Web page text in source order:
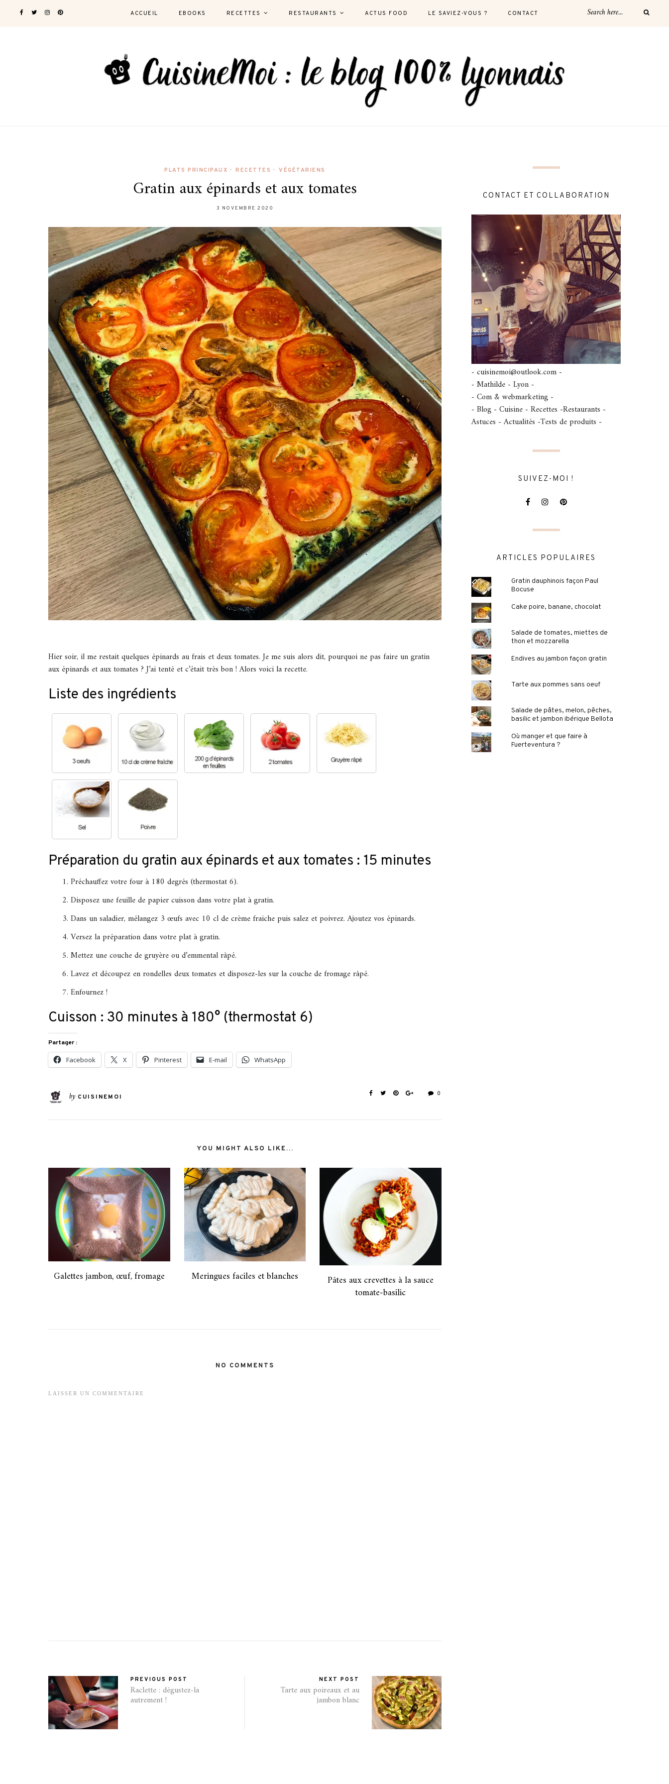
ACCUEIL EBOOKS RECETTES RESTAURANTS ACTUS FOOD LE SAVIEZ-VOUS ? CONTACT
PLATS PRINCIPAUX • RECETTES • VÉGÉTARIENS
Gratin aux épinards et aux tomates
3 NOVEMBRE 2020
Hier soir, il me restait quelques épinards au frais et deux tomates. Je me suis alors dit, pourquoi ne pas faire un gratin
aux épinards et aux tomates ? J’ai tenté et c’était très bon ! Alors voici la recette.
Liste des ingrédients
Préparation du gratin aux épinards et aux tomates : 15 minutes
Préchauffez votre four à 180 degrés (thermostat 6).
Disposez une feuille de papier cuisson dans votre plat à gratin.
Dans un saladier, mélangez 3 œufs avec 10 cl de crème fraiche puis salez et poivrez. Ajoutez vos épinards.
Versez la préparation dans votre plat à gratin.
Mettez une couche de gruyère ou d’emmental râpé.
Lavez et découpez en rondelles deux tomates et disposez-les sur la couche de fromage râpé.
Enfournez !
Cuisson : 30 minutes à 180° (thermostat 6)
Partager :
Facebook X Pinterest E-mail WhatsApp
by CUISINEMOI 0
YOU MIGHT ALSO LIKE...
Galettes jambon, œuf, fromage Meringues faciles et blanches
Pâtes aux crevettes à la sauce
tomate-basilic
NO COMMENTS
LAISSER UN COMMENTAIRE
PREVIOUS POST
Raclette : dégustez-la
autrement !
NEXT POST
Tarte aux poireaux et au
jambon blanc
CONTACT ET COLLABORATION
- cuisinemoi@outlook.com -
- Mathilde - Lyon -
- Com & webmarketing -
- Blog - Cuisine - Recettes -Restaurants -
Astuces - Actualités -Tests de produits -
SUIVEZ-MOI !
ARTICLES POPULAIRES
Gratin dauphinois façon Paul
Bocuse
Cake poire, banane, chocolat
Salade de tomates, miettes de
thon et mozzarella
Endives au jambon façon gratin
Tarte aux pommes sans oeuf
Salade de pâtes, melon, pêches,
basilic et jambon ibérique Bellota
Où manger et que faire à
Fuerteventura ?